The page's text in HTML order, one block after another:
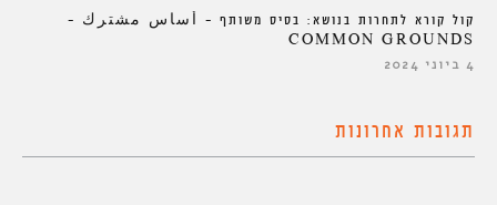
קול קורא לתחרות בנושא: בסיס משותף – أساس مشترك –
COMMON GROUNDS
4 ביוני 2024
תגובות אחרונות